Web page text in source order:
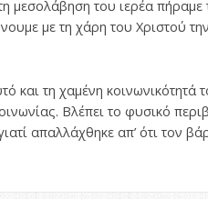
μεσολάβηση του ιερέα πήραμε
με τη χάρη του Χριστού
και τη χαμένη κοινωνικότητά
Βλέπει το φυσικό
απαλλάχθηκε απ’ ότι τον